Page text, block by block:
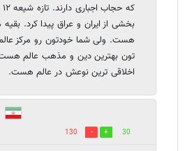
بخشی از ایران و عراق پیدا کرد.
هست. ولی شما خودتون رو مرکز
تون بهترین دین و مذهب عالم هست.
اخلاقی ترین نوعش در عالم هست.
30
130